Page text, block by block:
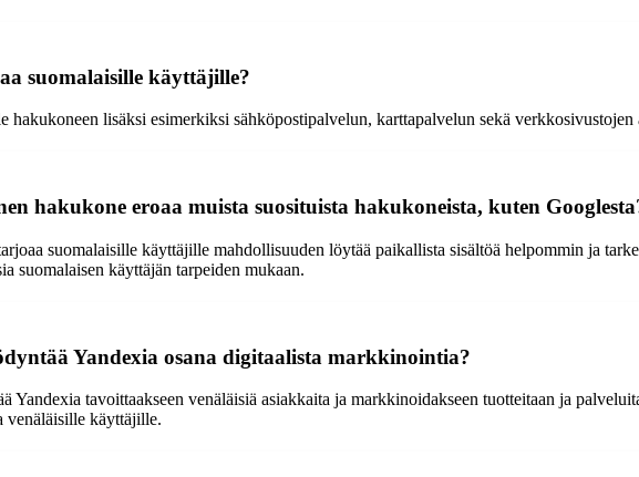
suomalaisille käyttäjille?
hakukoneen lisäksi esimerkiksi sähköpostipalvelun, karttapalvelun sekä
hakukone eroaa muista suosituista hakukoneista, kuten
suomalaisille käyttäjille mahdollisuuden löytää paikallista sisältöä helpommin ja
suomalaisen käyttäjän tarpeiden mukaan.
Yandexia osana digitaalista markkinointia?
Yandexia tavoittaakseen venäläisiä asiakkaita ja markkinoidakseen tuotteitaan ja
venäläisille käyttäjille.